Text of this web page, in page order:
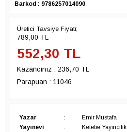
Barkod : 9786257014090
Üretici Tavsiye Fiyatı;
789,00TL
552,30 TL
Kazancınız : 236,70 TL
Parapuan : 11046
Yazar :
Emir Mustafa
Yayınevi
:
Ketebe Yayıncılık